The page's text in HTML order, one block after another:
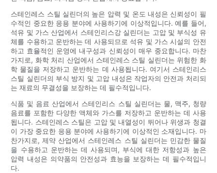
스테인레스 스틸 실린더의 높은 압력 및 온도 내성은 신뢰성이 필
수적인 중요한 응용 분야에 사용하기에 이상적입니다. 예를 들어,
석유 및 가스 산업에서 스테인리스강 실린더는 고압 및 부식성 유
체를 수용하고 운반하는 데 사용되므로 석유 및 가스 시설의 안전
하고 효율적인 운영에 내구성과 신뢰성이 매우 중요합니다. 마찬
가지로, 화학 처리 산업에서 스테인레스 스틸 실린더는 위험한 화
학 물질을 저장하고 운반하는 데 사용됩니다. 여기서 스테인리스
스틸 실린더의 부식 방지 및 고압 내성은 작업자의 안전과 처리되
는 재료의 무결성을 보장하는 데 필수적입니다.
식품 및 음료 산업에서 스테인리스 스틸 실린더는 물, 맥주, 청량
음료를 포함한 다양한 액체와 가스를 저장하고 운반하는 데 사용
됩니다. 스테인레스 스틸은 고압 및 내열성이 뛰어나 위생과 청결
이 가장 중요한 응용 분야에 사용하기에 이상적인 소재입니다. 마
찬가지로, 제약 산업에서 스테인레스 스틸 실린더는 민감한 물질
을 수용하고 운반하는 데 사용되며, 부식에 대한 저항성과 높은
압력 내성은 의약품의 안전성과 효능을 보장하는 데 필수적입니
다.